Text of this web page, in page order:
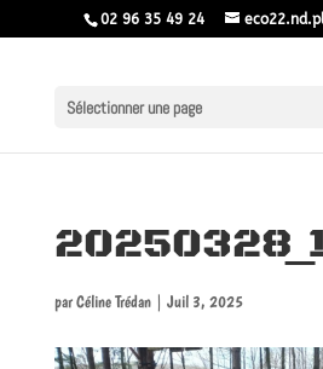
02 96 35 49 24
Sélectionner une page
parCéline Trédan| Juil 3, 2025